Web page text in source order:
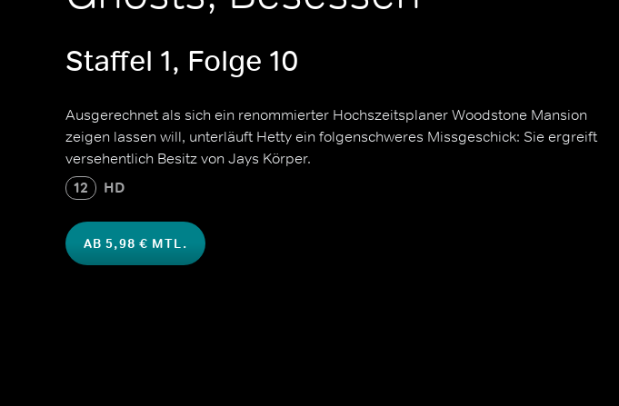
Staffel 1, Folge 10
Ausgerechnet als sich ein renommierter Hochszeitsplaner Woodstone Mansion
zeigen lassen will, unterläuft Hetty ein folgenschweres Missgeschick: Sie ergreift
versehentlich Besitz von Jays Körper.
12 HD
AB 5,98 € MTL.